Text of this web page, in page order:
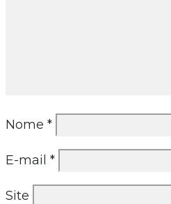
Nome *
E-mail *
Site